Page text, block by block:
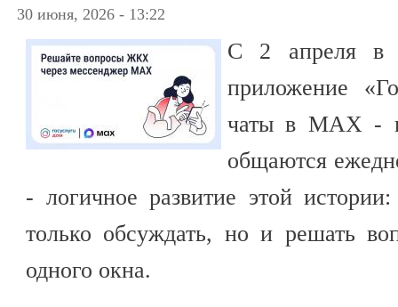
30 июня, 2026 - 13:22
С 2 апреля в
приложение
чаты в MAX -
общаются
- логичное развитие этой
только обсуждать, но и решать
одного окна.